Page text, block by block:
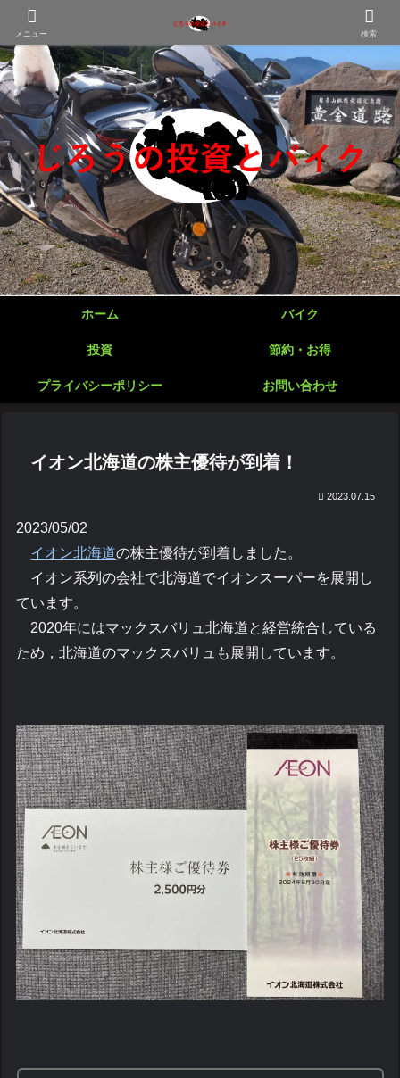
ホーム バイク
投資 節約・お得
プライバシーポリシー お問い合わせ
イオン北海道の株主優待が到着！
2023.07.15
2023/05/02
イオン北海道の株主優待が到着しました。
イオン系列の会社で北海道でイオンスーパーを展開し
ています。
2020年にはマックスバリュ北海道と経営統合している
ため，北海道のマックスバリュも展開しています。
メニュー 検索